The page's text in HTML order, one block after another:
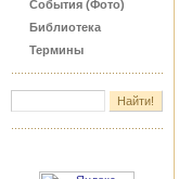
События (Фото)
Библиотека
Термины